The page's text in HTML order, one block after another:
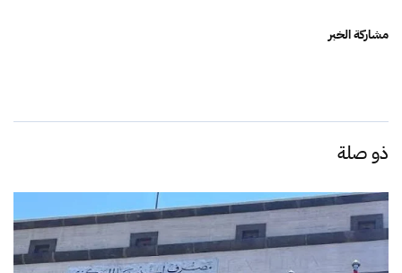
مشاركة الخبر
ذو صلة